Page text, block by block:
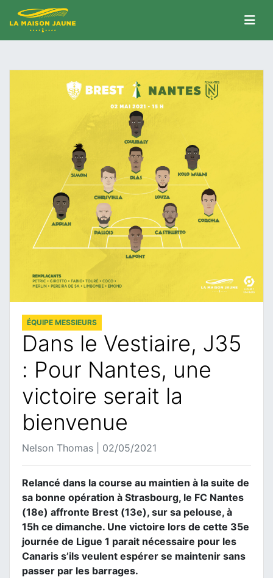
ÉQUIPE MESSIEURS
Dans le Vestiaire, J35
: Pour Nantes, une
victoire serait la
bienvenue
Nelson Thomas | 02/05/2021
Relancé dans la course au maintien à la suite de
sa bonne opération à Strasbourg, le FC Nantes
(18e) affronte Brest (13e), sur sa pelouse, à
15h ce dimanche. Une victoire lors de cette 35e
journée de Ligue 1 parait nécessaire pour les
Canaris s’ils veulent espérer se maintenir sans
passer par les barrages.